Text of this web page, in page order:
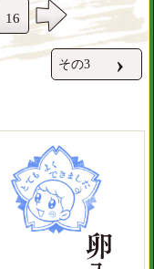
16
その3 ›